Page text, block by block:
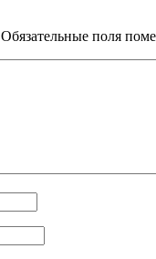
Обязательные поля